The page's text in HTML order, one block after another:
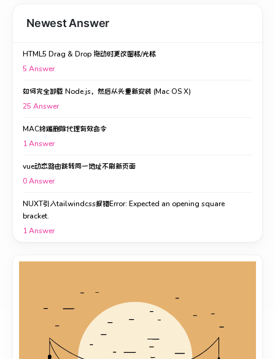
Newest Answer
HTML5 Drag & Drop 拖动时更改图标/光标
5 Answer
如何完全卸载 Node.js，然后从头重新安装 (Mac OS X)
25 Answer
MAC终端删除代理有效命令
1Answer
vue动态路由跳转同一地址不刷新页面
0Answer
NUXT引入tailwindcss报错Error: Expected an opening square
bracket.
1Answer